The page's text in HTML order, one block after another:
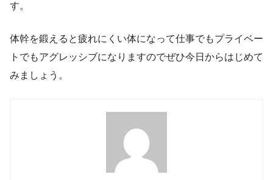
す。
体幹を鍛えると疲れにくい体になって仕事でもプライベー
トでもアグレッシブになりますのでぜひ今日からはじめて
みましょう。